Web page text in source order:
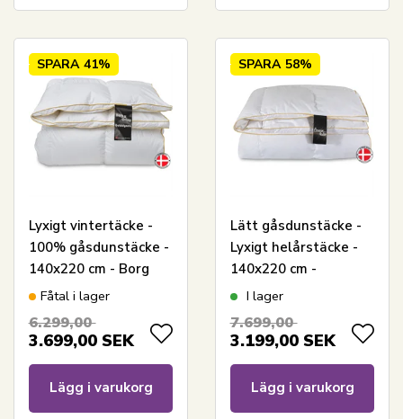
SPARA 41%
Lyxigt vintertäcke -
100% gåsdunstäcke -
140x220 cm - Borg
Living Gulddynen
Fåtal i lager
6.299,00
3.699,00 SEK
Lägg i varukorg
SPARA 58%
Lätt gåsdunstäcke -
Lyxigt helårstäcke -
140x220 cm -
Premium By Borg -
I lager
7.699,00
3.199,00 SEK
Lägg i varukorg